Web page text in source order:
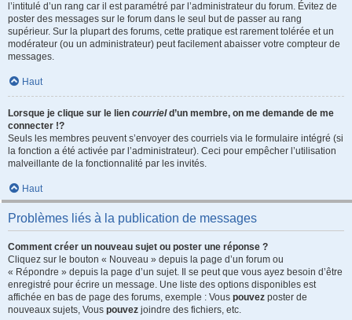
l’intitulé d’un rang car il est paramétré par l’administrateur du forum. Évitez de
poster des messages sur le forum dans le seul but de passer au rang
supérieur. Sur la plupart des forums, cette pratique est rarement tolérée et un
modérateur (ou un administrateur) peut facilement abaisser votre compteur de
messages.
Haut
Lorsque je clique sur le lien courrield’un membre, on me demande de me
connecter !?
Seuls les membres peuvent s’envoyer des courriels via le formulaire intégré (si
la fonction a été activée par l’administrateur). Ceci pour empêcher l’utilisation
malveillante de la fonctionnalité par les invités.
Haut
Problèmes liés à la publication de messages
Comment créer un nouveau sujet ou poster une réponse ?
Cliquez sur le bouton « Nouveau » depuis la page d’un forum ou
« Répondre » depuis la page d’un sujet. Il se peut que vous ayez besoin d’être
enregistré pour écrire un message. Une liste des options disponibles est
affichée en bas de page des forums, exemple : Vous pouvez poster de
nouveaux sujets, Vous pouvez joindre des fichiers, etc.